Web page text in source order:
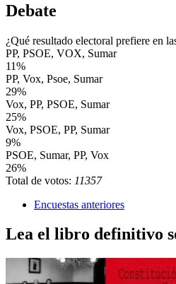
Debate
¿Qué resultado electoral prefiere en
PP, PSOE, VOX, Sumar
11%
PP, Vox, Psoe, Sumar
29%
Vox, PP, PSOE, Sumar
25%
Vox, PSOE, PP, Sumar
9%
PSOE, Sumar, PP, Vox
26%
Total de votos: 11357
Encuestas anteriores
Lea el libro definitivo